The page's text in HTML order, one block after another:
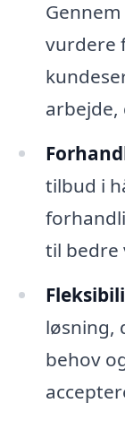
vurdere
arbejde,
tilbud i
til bedre
løsning,
behov